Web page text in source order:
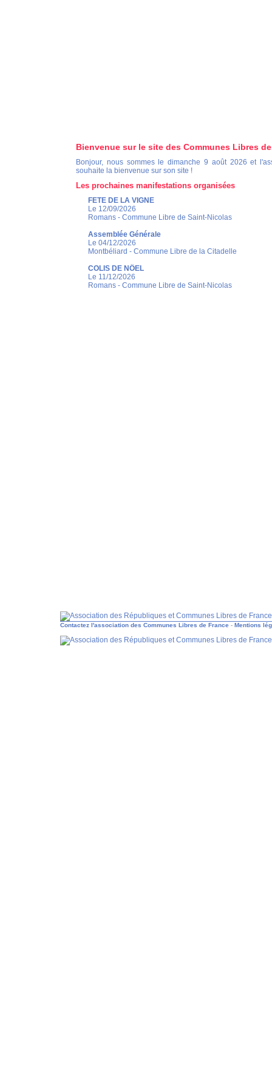
Bienvenue sur le site des Communes Libres
Bonjour, nous sommes le dimanche 9 août 2026 et
souhaite la bienvenue sur son site !
Les prochaines manifestations organisées
FETE DE LA VIGNE
Le 12/09/2026
Romans - Commune Libre de Saint-Nicolas
Assemblée Générale
Le 04/12/2026
Montbéliard - Commune Libre de la Citadelle
COLIS DE NÖEL
Le 11/12/2026
Romans - Commune Libre de Saint-Nicolas
Contactez l'association des Communes Libres de France - Mentions